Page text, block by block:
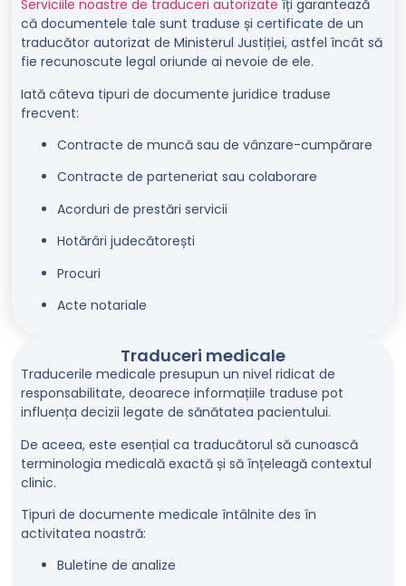
Serviciile noastre de traduceri autorizate îți garantează
că documentele tale sunt traduse și certificate de un
traducător autorizat de Ministerul Justiției, astfel încât să
fie recunoscute legal oriunde ai nevoie de ele.
Iată câteva tipuri de documente juridice traduse
frecvent:
Contracte de muncă sau de vânzare-cumpărare
Contracte de parteneriat sau colaborare
Acorduri de prestări servicii
Hotărâri judecătorești
Procuri
Acte notariale
Traduceri medicale
Traducerile medicale presupun un nivel ridicat de
responsabilitate, deoarece informațiile traduse pot
influența decizii legate de sănătatea pacientului.
De aceea, este esențial ca traducătorul să cunoască
terminologia medicală exactă și să înțeleagă contextul
clinic.
Tipuri de documente medicale întâlnite des în
activitatea noastră:
Buletine de analize